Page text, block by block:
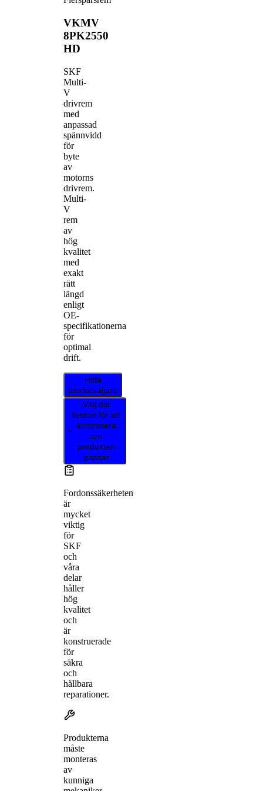
VKMV
8PK2550
HD
SKF
Multi-
V
drivrem
med
anpassad
spännvidd
för
byte
av
motorns
drivrem.
Multi-
V
rem
av
hög
kvalitet
med
exakt
rätt
längd
enligt
OE-
specifikationerna
för
optimal
drift.
Hitta
återförsäljare
Välj ditt
fordon för att
kontrollera
om
produkten
passar
Fordonssäkerheten
är
mycket
viktig
för
SKF
och
våra
delar
håller
hög
kvalitet
och
är
konstruerade
för
säkra
och
hållbara
reparationer.
Produkterna
måste
monteras
av
kunniga